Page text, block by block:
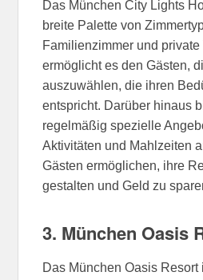
Das München City Lights
breite Palette von
Familienzimmer und
ermöglicht es den Gästen,
auszuwählen, die ihren
entspricht. Darüber hinaus
regelmäßig spezielle
Aktivitäten und Mahlzeiten
Gästen ermöglichen, ihre
gestalten und Geld zu
3. München Oasis
Das München Oasis